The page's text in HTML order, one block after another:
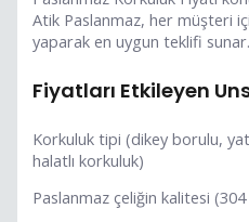
Atik Paslanmaz, her müşteri
yaparak en uygun teklifi sunar.
Fiyatları Etkileyen
Korkuluk tipi (dikey borulu,
halatlı korkuluk)
Paslanmaz çeliğin kalitesi